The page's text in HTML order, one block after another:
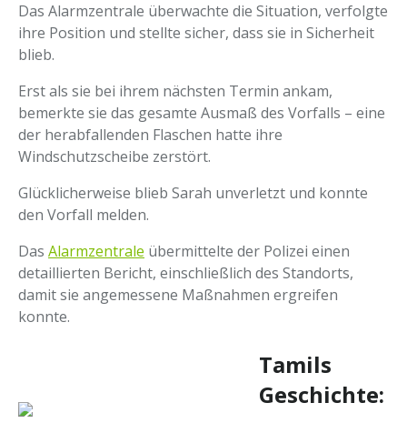
Das Alarmzentrale überwachte die Situation, verfolgte
ihre Position und stellte sicher, dass sie in Sicherheit
blieb.
Erst als sie bei ihrem nächsten Termin ankam,
bemerkte sie das gesamte Ausmaß des Vorfalls – eine
der herabfallenden Flaschen hatte ihre
Windschutzscheibe zerstört.
Glücklicherweise blieb Sarah unverletzt und konnte
den Vorfall melden.
Das Alarmzentrale übermittelte der Polizei einen
detaillierten Bericht, einschließlich des Standorts,
damit sie angemessene Maßnahmen ergreifen
konnte.
Tamils
Geschichte: